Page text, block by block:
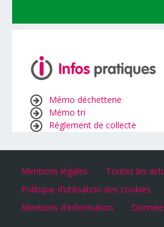
Mémo déchetterie
Mémo tri
Réglement de collecte
Mentions légales
Toutes les
Politique d'utilisation des cookies
Mentions d'information